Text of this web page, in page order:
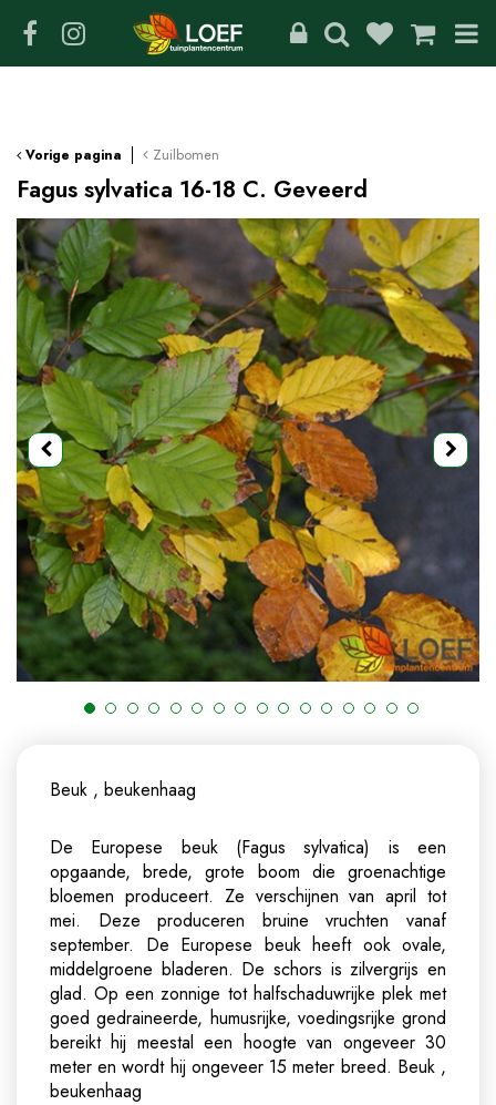
Vorige pagina Zuilbomen
Fagus sylvatica 16-18 C. Geveerd
Beuk , beukenhaag
De Europese beuk (Fagus sylvatica) is een
opgaande, brede, grote boom die groenachtige
bloemen produceert. Ze verschijnen van april tot
mei. Deze produceren bruine vruchten vanaf
september. De Europese beuk heeft ook ovale,
middelgroene bladeren. De schors is zilvergrijs en
glad. Op een zonnige tot halfschaduwrijke plek met
goed gedraineerde, humusrijke, voedingsrijke grond
bereikt hij meestal een hoogte van ongeveer 30
meter en wordt hij ongeveer 15 meter breed. Beuk ,
beukenhaag